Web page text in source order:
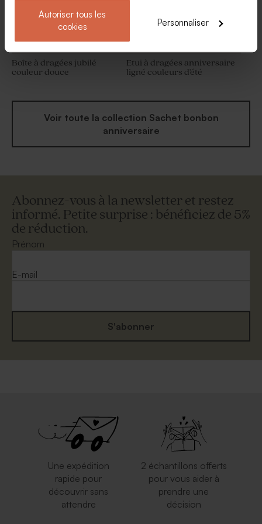
Autoriser tous les
cookies
Personnaliser
Boîte à dragées jubilé
couleur douce
Etui à dragées anniversaire
ligné couleurs d'été
Voir toute la collection Sachet bonbon
anniversaire
Abonnez-vous à la newsletter et restez
informé. Petite surprise : bénéficiez de 5%
de réduction.
Prénom
E-mail
S'abonner
Une expédition
rapide pour
découvrir sans
attendre
2 échantillons offerts
pour vous aider à
prendre une
décision